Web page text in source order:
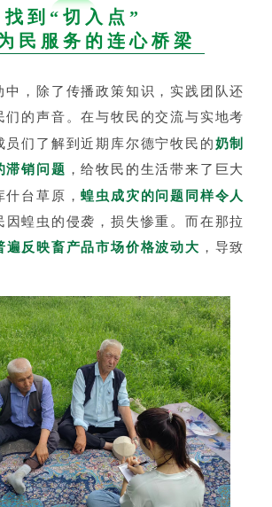
找到“切入点”
民服务的连心桥梁
中，除了传播政策知识，实践团队还
们的声音。在与牧民的交流与实地考
员们了解到近期库尔德宁牧民的奶制
滞销问题 ，给牧民的生活带来了巨大
什台草原，蝗虫成灾的问题同样令人
因蝗虫的侵袭，损失惨重。而在那拉
遍反映畜产品市场价格波动大 ，导致